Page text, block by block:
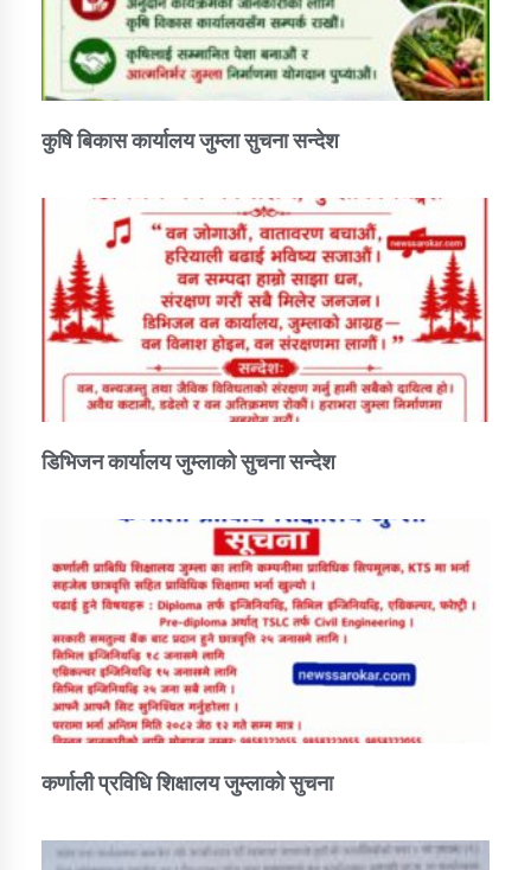
कुषि बिकास कार्यालय जुम्ला सुचना सन्देश
डिभिजन कार्यालय जुम्लाको सुचना सन्देश
कर्णाली प्रविधि शिक्षालय जुम्लाको सुचना